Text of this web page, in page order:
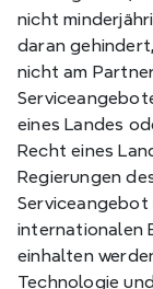
nicht
daran
nicht am
eines Landes
Recht eines
Regierungen
Serviceangebot
internationalen
einhalten
Technologie